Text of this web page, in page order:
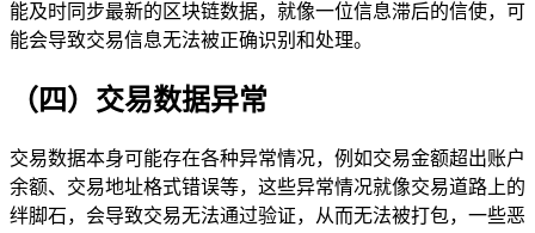
能及时同步最新的区块链数据，就像一位信息滞后的信使，可
能会导致交易信息无法被正确识别和处理。
（四）交易数据异常
交易数据本身可能存在各种异常情况，例如交易金额超出账户
余额、交易地址格式错误等，这些异常情况就像交易道路上的
绊脚石，会导致交易无法通过验证，从而无法被打包，一些恶